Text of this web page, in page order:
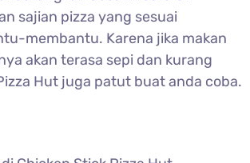
sajian pizza yang sesuai
membantu. Karena jika makan
akan terasa sepi dan kurang
Hut juga patut buat anda coba.